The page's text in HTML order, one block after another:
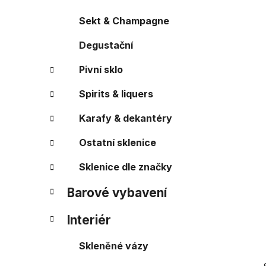
í
a
e
l
o
Sekt & Champagne
Degustační
Pivní sklo
Spirits & liquers
Karafy & dekantéry
Ostatní sklenice
Sklenice dle značky
Barové vybavení
Interiér
Skleněné vázy